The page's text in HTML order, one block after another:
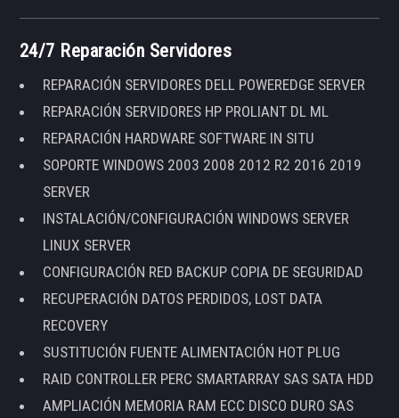
24/7 Reparación Servidores
REPARACIÓN SERVIDORES DELL POWEREDGE SERVER
REPARACIÓN SERVIDORES HP PROLIANT DL ML
REPARACIÓN HARDWARE SOFTWARE IN SITU
SOPORTE WINDOWS 2003 2008 2012 R2 2016 2019
SERVER
INSTALACIÓN/CONFIGURACIÓN WINDOWS SERVER
LINUX SERVER
CONFIGURACIÓN RED BACKUP COPIA DE SEGURIDAD
RECUPERACIÓN DATOS PERDIDOS, LOST DATA
RECOVERY
SUSTITUCIÓN FUENTE ALIMENTACIÓN HOT PLUG
RAID CONTROLLER PERC SMARTARRAY SAS SATA HDD
AMPLIACIÓN MEMORIA RAM ECC DISCO DURO SAS